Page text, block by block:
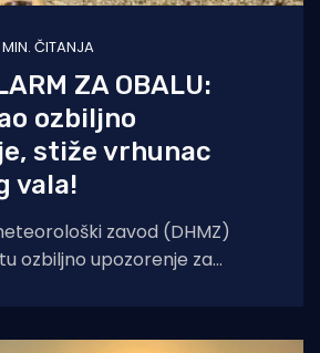
MIN. ČITANJA
ZA OBALU:
ozbiljno
stiže vrhunac
vala!
zavod (DHMZ)
ozbiljno upozorenje za